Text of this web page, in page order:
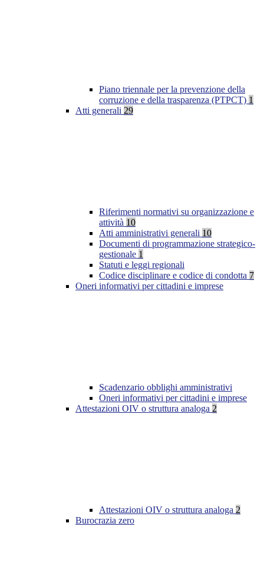
Piano triennale per la prevenzione della
corruzione e della trasparenza (PTPCT) 1
Atti generali 29
Riferimenti normativi su organizzazione e
attività 10
Atti amministrativi generali 10
Documenti di programmazione strategico-
gestionale 1
Statuti e leggi regionali
Codice disciplinare e codice di condotta 7
Oneri informativi per cittadini e imprese
Scadenzario obblighi amministrativi
Oneri informativi per cittadini e imprese
Attestazioni OIV o struttura analoga 2
Attestazioni OIV o struttura analoga 2
Burocrazia zero